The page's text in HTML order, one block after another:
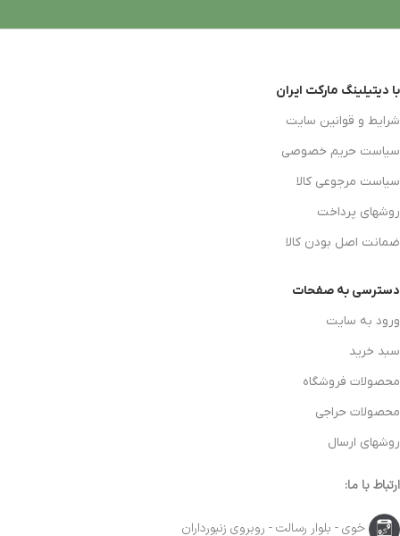
با دیتیلینگ مارکت ایران
شرایط و قوانین سایت
سیاست حریم خصوصی
سیاست مرجوعی کالا
روشهای پرداخت
ضمانت اصل بودن کالا
دسترسی به صفحات
ورود به سایت
سبد خرید
محصولات فروشگاه
محصولات حراجی
روشهای ارسال
ارتباط با ما:
خوی - بلوار رسالت - روبروی زنبورداران